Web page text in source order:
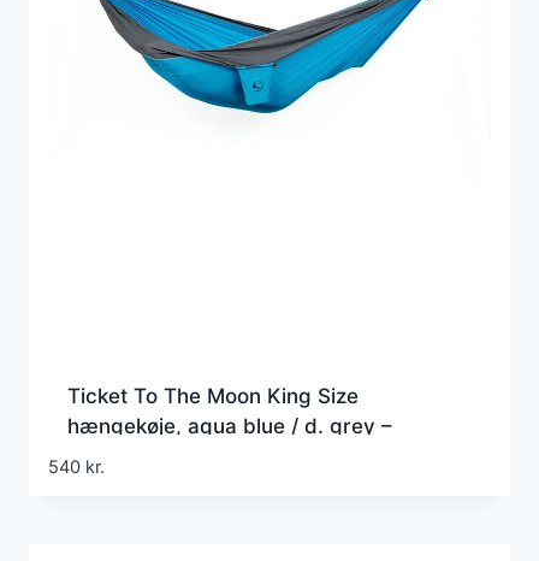
Ticket To The Moon King Size
hængekøje, aqua blue / d. grey –
Hængekøje
540 kr.